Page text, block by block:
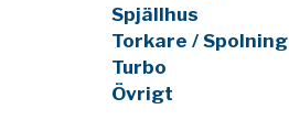
Spjällhus
Torkare / Spolning
Turbo
Övrigt